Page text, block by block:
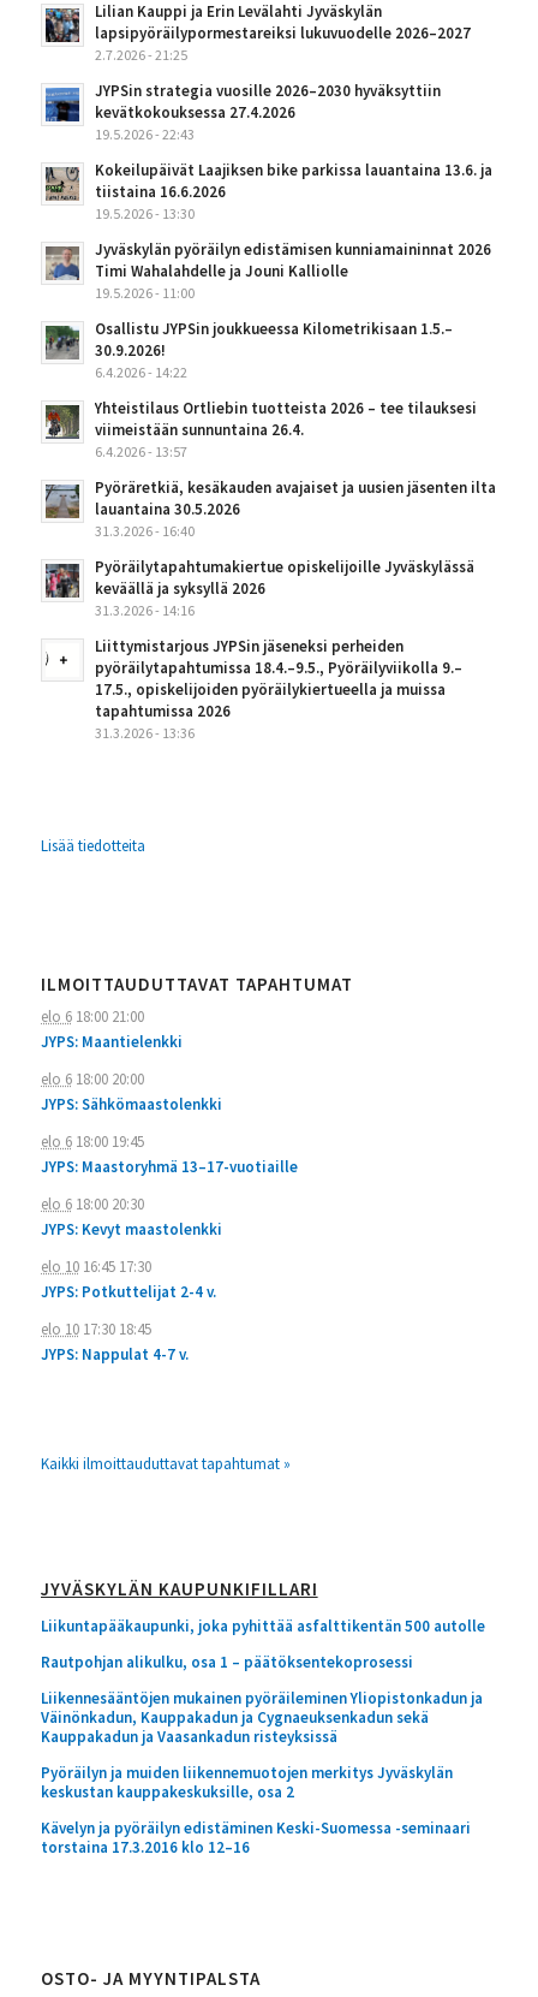
Lilian Kauppi ja Erin Levälahti Jyväskylän
lapsipyöräilypormestareiksi lukuvuodelle 2026–2027
2.7.2026 - 21:25
JYPSin strategia vuosille 2026–2030 hyväksyttiin
kevätkokouksessa 27.4.2026
19.5.2026 - 22:43
Kokeilupäivät Laajiksen bike parkissa lauantaina 13.6. ja
tiistaina 16.6.2026
19.5.2026 - 13:30
Jyväskylän pyöräilyn edistämisen kunniamaininnat 2026
Timi Wahalahdelle ja Jouni Kalliolle
19.5.2026 - 11:00
Osallistu JYPSin joukkueessa Kilometrikisaan 1.5.–
30.9.2026!
6.4.2026 - 14:22
Yhteistilaus Ortliebin tuotteista 2026 – tee tilauksesi
viimeistään sunnuntaina 26.4.
6.4.2026 - 13:57
Pyöräretkiä, kesäkauden avajaiset ja uusien jäsenten ilta
lauantaina 30.5.2026
31.3.2026 - 16:40
Pyöräilytapahtumakiertue opiskelijoille Jyväskylässä
keväällä ja syksyllä 2026
31.3.2026 - 14:16
Liittymistarjous JYPSin jäseneksi perheiden
pyöräilytapahtumissa 18.4.–9.5., Pyöräilyviikolla 9.–
17.5., opiskelijoiden pyöräilykiertueella ja muissa
tapahtumissa 2026
31.3.2026 - 13:36
Lisää tiedotteita
ILMOITTAUDUTTAVAT TAPAHTUMAT
elo 618:00 21:00
JYPS: Maantielenkki
elo 618:00 20:00
JYPS: Sähkömaastolenkki
elo 618:00 19:45
JYPS: Maastoryhmä 13–17-vuotiaille
elo 618:00 20:30
JYPS: Kevyt maastolenkki
elo 1016:45 17:30
JYPS: Potkuttelijat 2-4 v.
elo 1017:30 18:45
JYPS: Nappulat 4-7 v.
Kaikki ilmoittauduttavat tapahtumat »
JYVÄSKYLÄN KAUPUNKIFILLARI
Liikuntapääkaupunki, joka pyhittää asfalttikentän 500 autolle
Rautpohjan alikulku, osa 1 – päätöksentekoprosessi
Liikennesääntöjen mukainen pyöräileminen Yliopistonkadun ja
Väinönkadun, Kauppakadun ja Cygnaeuksenkadun sekä
Kauppakadun ja Vaasankadun risteyksissä
Pyöräilyn ja muiden liikennemuotojen merkitys Jyväskylän
keskustan kauppakeskuksille, osa 2
Kävelyn ja pyöräilyn edistäminen Keski-Suomessa -seminaari
torstaina 17.3.2016 klo 12–16
OSTO- JA MYYNTIPALSTA